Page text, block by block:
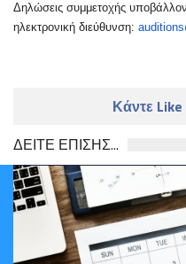
Δηλώσεις συμμετοχής
ηλεκτρονική διεύθυνση:
Κάντε
ΔΕΙΤΕ ΕΠΙΣΗΣ...